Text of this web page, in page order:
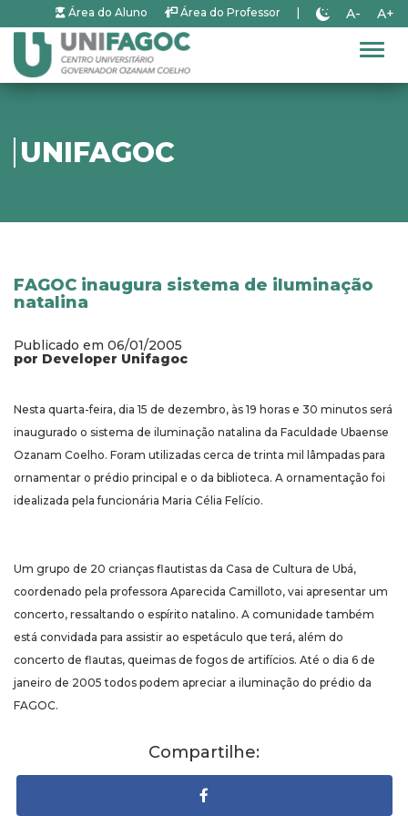
Área do Aluno Área do Professor A- A+
UNIFAGOC
FAGOC inaugura sistema de iluminação
natalina
Publicado em 06/01/2005
por Developer Unifagoc
Nesta quarta-feira, dia 15 de dezembro, às 19 horas e 30 minutos será
inaugurado o sistema de iluminação natalina da Faculdade Ubaense
Ozanam Coelho. Foram utilizadas cerca de trinta mil lâmpadas para
ornamentar o prédio principal e o da biblioteca. A ornamentação foi
idealizada pela funcionária Maria Célia Felício.
Um grupo de 20 crianças flautistas da Casa de Cultura de Ubá,
coordenado pela professora Aparecida Camilloto, vai apresentar um
concerto, ressaltando o espírito natalino. A comunidade também
está convidada para assistir ao espetáculo que terá, além do
concerto de flautas, queimas de fogos de artifícios. Até o dia 6 de
janeiro de 2005 todos podem apreciar a iluminação do prédio da
FAGOC.
Compartilhe: